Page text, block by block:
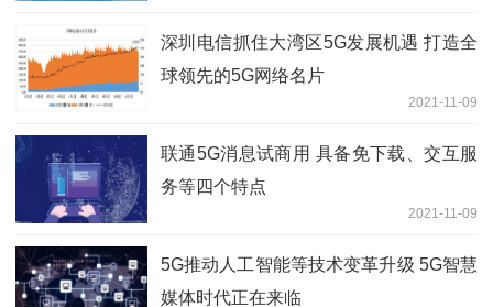
深圳电信抓住大湾区5G发展机遇 打造全
球领先的5G网络名片
2021-11-09
联通5G消息试商用 具备免下载、交互服
务等四个特点
2021-11-09
5G推动人工智能等技术变革升级 5G智慧
媒体时代正在来临